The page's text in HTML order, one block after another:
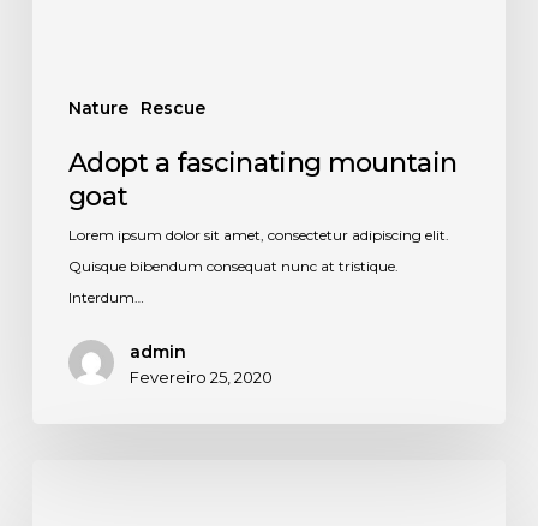
Nature Rescue
Adopt a fascinating mountain
goat
Lorem ipsum dolor sit amet, consectetur adipiscing elit.
Quisque bibendum consequat nunc at tristique.
Interdum…
admin
Fevereiro 25, 2020